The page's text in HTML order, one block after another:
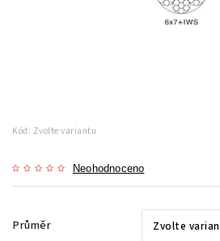
Kód: Zvolte variantu
Neohodnoceno
Průměr